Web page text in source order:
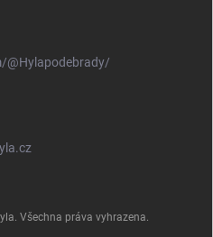
. Všechna práva vyhrazena.